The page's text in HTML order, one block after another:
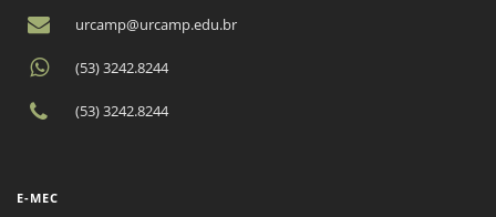
urcamp@urcamp.edu.br
(53) 3242.8244
(53) 3242.8244
E-MEC